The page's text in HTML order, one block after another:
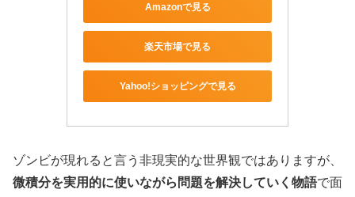
Amazonで見る
楽天市場で見る
Yahoo!ショッピングで見る
ゾンビが現れると言う非現実的な世界観ではありますが、
微積分を実用的に使いながら問題を解決していく物語で面